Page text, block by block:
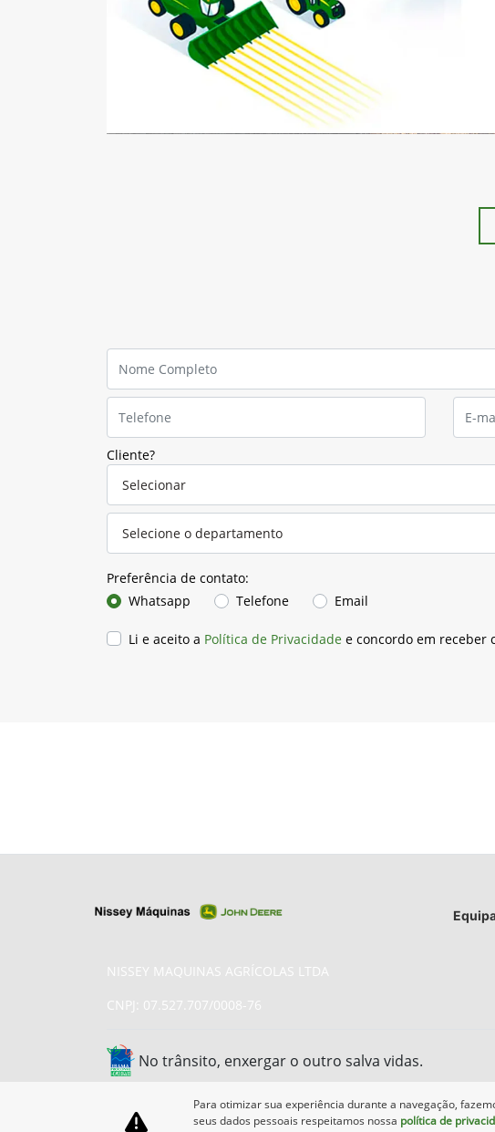
Cliente?
Preferência de contato:
Whatsapp
Telefone Email
Li e aceito a Política de Privacidade e concordo em receber
NISSEY MAQUINAS AGRÍCOLAS LTDA
CNPJ: 07.527.707/0008-76
No trânsito, enxergar o outro salva vidas.
Para otimizar sua experiência durante a navegação,
seus dados pessoais respeitamos nossa política de